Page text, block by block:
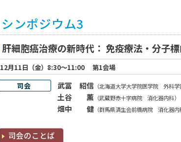
シンポジウム3
肝細胞癌治療の新時代： 免疫療法・分子
12月11日（金）8:30～11:00
第1会場
司会
武冨 紹信（北海道大学大学院医学院 外科
土谷 薫 （武蔵野赤十字病院 消化器内科）
畑中 健（群馬県済生会前橋病院 消化器内
司会のことば